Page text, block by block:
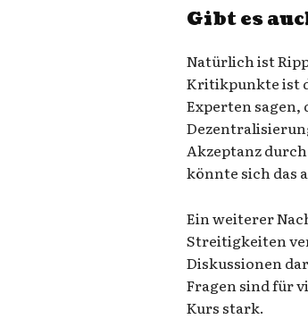
Gibt es
Natürlich ist
Kritikpunkte ist
Experten sagen,
Akzeptanz
könnte sich das
Ein weiterer
Streitigkeiten
Diskussionen
Fragen sind für
Kurs stark.